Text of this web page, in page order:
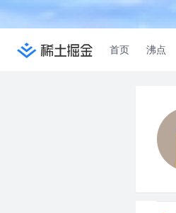
首页 沸点